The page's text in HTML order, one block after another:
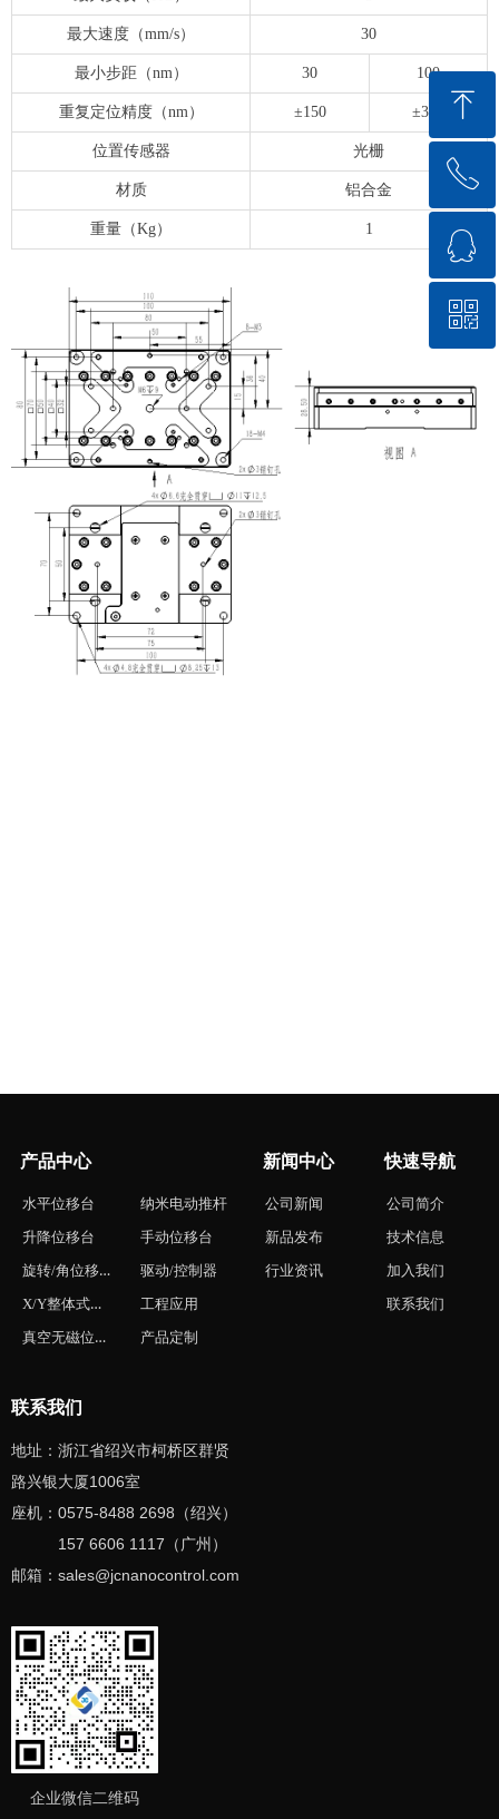
最大速度（mm/s） 30
最小步距（nm） 30 100
重复定位精度（nm） ±150 ±300
位置传感器 光栅
材质 铝合金
重量（Kg） 1
联系我们
地址：浙江省绍兴市柯桥区群贤
路兴银大厦1006室
座机：0575-8488 2698（绍兴）
157 6606 1117（广州）
邮箱：sales@jcnanocontrol .com
企业微信二维码
产品中心
纳米电动推杆
手动位移台
驱动/控制器
工程应用
产品定制
水平位移台
升降位移台
旋转/角位移台
X/Y整体式位移台
真空无磁位移台
新闻中心
公司新闻
新品发布
行业资讯
快速导航
公司简介
技术信息
加入我们
联系我们
ꁸ
回到顶部
ꂅ
ꁗ
QQ客服
ꀥ
微信二维码